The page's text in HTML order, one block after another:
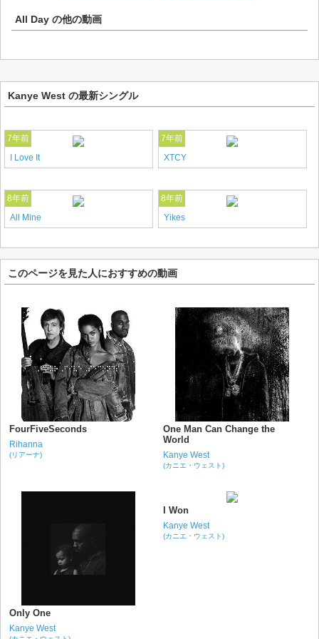
All Day の他の動画
Kanye West の最新シングル
7年前
I Love It
7年前
XTCY
8年前
All Mine
8年前
Yikes
このページを見た人におすすめの動画
FourFiveSeconds
Rihanna
(リアーナ)
One Man Can Change the
World
Kanye West
(カニエ・ウェスト)
Only One
Kanye West
I Won
Kanye West
(カニエ・ウェスト)